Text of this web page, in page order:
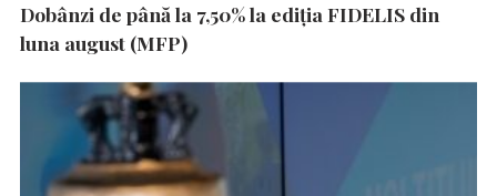
Dobânzi de până la 7,50% la ediția FIDELIS din
luna august (MFP)